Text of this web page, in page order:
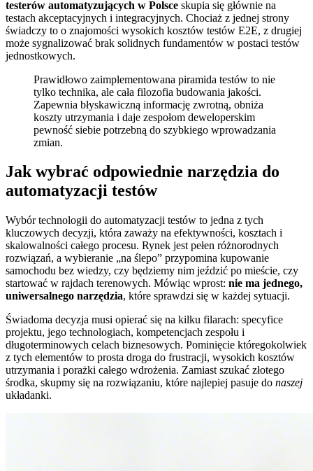
testerów automatyzujących w Polsce skupia się głównie na
testach akceptacyjnych i integracyjnych. Chociaż z jednej strony
świadczy to o znajomości wysokich kosztów testów E2E, z drugiej
może sygnalizować brak solidnych fundamentów w postaci testów
jednostkowych.
Prawidłowo zaimplementowana piramida testów to nie
tylko technika, ale cała filozofia budowania jakości.
Zapewnia błyskawiczną informację zwrotną, obniża
koszty utrzymania i daje zespołom deweloperskim
pewność siebie potrzebną do szybkiego wprowadzania
zmian.
Jak wybrać odpowiednie narzędzia do
automatyzacji testów
Wybór technologii do automatyzacji testów to jedna z tych
kluczowych decyzji, która zaważy na efektywności, kosztach i
skalowalności całego procesu. Rynek jest pełen różnorodnych
rozwiązań, a wybieranie „na ślepo” przypomina kupowanie
samochodu bez wiedzy, czy będziemy nim jeździć po mieście, czy
startować w rajdach terenowych. Mówiąc wprost: nie ma jednego,
uniwersalnego narzędzia, które sprawdzi się w każdej sytuacji.
Świadoma decyzja musi opierać się na kilku filarach: specyfice
projektu, jego technologiach, kompetencjach zespołu i
długoterminowych celach biznesowych. Pominięcie któregokolwiek
z tych elementów to prosta droga do frustracji, wysokich kosztów
utrzymania i porażki całego wdrożenia. Zamiast szukać złotego
środka, skupmy się na rozwiązaniu, które najlepiej pasuje do naszej
układanki.